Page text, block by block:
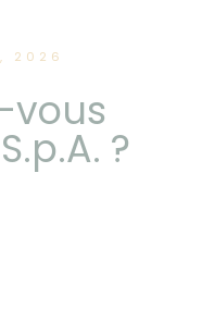
2026
vous
?